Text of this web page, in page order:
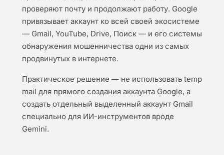
проверяют почту и продолжают работу. Google
привязывает аккаунт ко всей своей экосистеме
— Gmail, YouTube, Drive, Поиск — и его системы
обнаружения мошенничества одни из самых
продвинутых в интернете.
Практическое решение — не использовать temp
mail для прямого создания аккаунта Google, а
создать отдельный выделенный аккаунт Gmail
специально для ИИ-инструментов вроде
Gemini.